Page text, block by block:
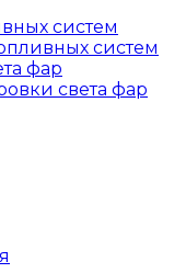
систем
систем
фар
света фар